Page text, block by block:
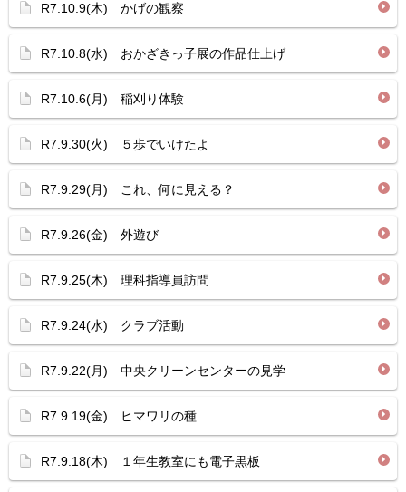
R7.10.9(木) かげの観察
R7.10.8(水) おかざきっ子展の作品仕上げ
R7.10.6(月) 稲刈り体験
R7.9.30(火) ５歩でいけたよ
R7.9.29(月) これ、何に見える？
R7.9.26(金) 外遊び
R7.9.25(木) 理科指導員訪問
R7.9.24(水) クラブ活動
R7.9.22(月) 中央クリーンセンターの見学
R7.9.19(金) ヒマワリの種
R7.9.18(木) １年生教室にも電子黒板